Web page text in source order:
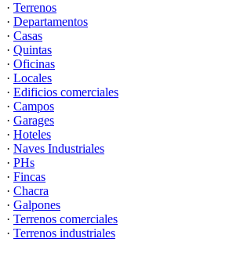
· Terrenos
· Departamentos
· Casas
· Quintas
· Oficinas
· Locales
· Edificios comerciales
· Campos
· Garages
· Hoteles
· Naves Industriales
· PHs
· Fincas
· Chacra
· Galpones
· Terrenos comerciales
· Terrenos industriales